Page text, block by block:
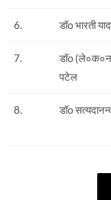
6. डॉo भारती
7.
डॉo
पटेल
8. डॉo